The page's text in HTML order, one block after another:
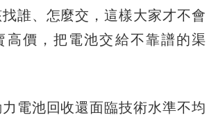
誰、怎麼交，這樣大家才不會
高價，把電池交給不靠譜的渠
池回收還面臨技術水準不均